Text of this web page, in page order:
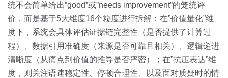
统不会简单给出”good”或”needs improvement”的笼统评
价，而是基于5大维度16个粒度进行拆解：在”价值量化”维
度下，系统会具体评估证据链完整性（是否提供了计算过
程）、数据引用准确度（来源是否可靠且相关）、逻辑递进
清晰度（从痛点到价值的推导是否严密）；在”抗压表达”维
度，则关注语速稳定性、停顿合理性、以及面对质疑时的情